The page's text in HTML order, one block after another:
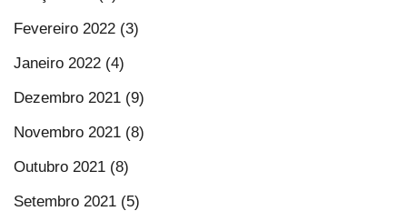
Fevereiro 2022 (3)
Janeiro 2022 (4)
Dezembro 2021 (9)
Novembro 2021 (8)
Outubro 2021 (8)
Setembro 2021 (5)